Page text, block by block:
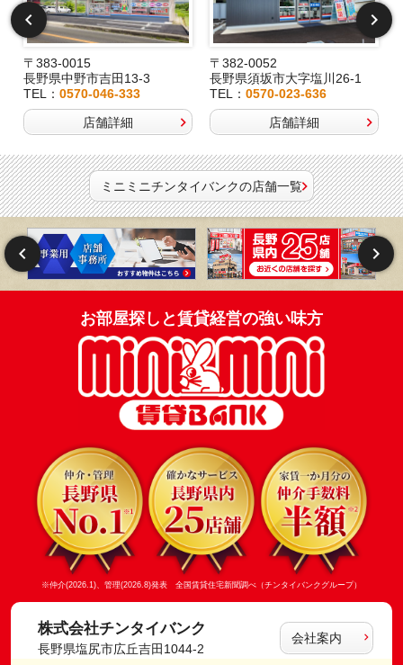
〒383-0015
長野県中野市吉田13-3
TEL： 0570-046-333
店舗詳細
〒382-0052
長野県須坂市大字塩川26-1
TEL：0570-023-636
店舗詳細
ミニミニチンタイバンクの店舗一覧
お部屋探しと賃貸経営の強い味方
※仲介(2026.1)、管理(2026.8)発表 全国賃貸住宅新聞調べ（チンタイバンクグループ）
株式会社チンタイバンク
長野県塩尻市広丘吉田1044-2
会社案内